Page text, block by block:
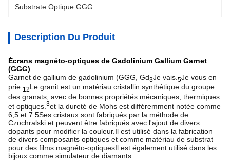
Substrate Optique GGG
Description Du Produit
Écrans magnéto-optiques de Gadolinium Gallium Garnet
(GGG)
Garnet de gallium de gadolinium (GGG, Gd3Je vais. 5Je vous en
prie. 12Le granit est un matériau cristallin synthétique du groupe
des granats, avec de bonnes propriétés mécaniques, thermiques
et optiques.3et la dureté de Mohs est différemment notée comme
6,5 et 7.5Ses cristaux sont fabriqués par la méthode de
Czochralski et peuvent être fabriqués avec l'ajout de divers
dopants pour modifier la couleur.Il est utilisé dans la fabrication
de divers composants optiques et comme matériau de substrat
pour des films magnéto-optiquesIl est également utilisé dans les
bijoux comme simulateur de diamants.